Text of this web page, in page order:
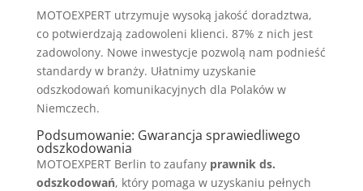
MOTOEXPERT utrzymuje wysoką jakość doradztwa,
co potwierdzają zadowoleni klienci. 87% z nich jest
zadowolony. Nowe inwestycje pozwolą nam podnieść
standardy w branży. Ułatnimy uzyskanie
odszkodowań komunikacyjnych dla Polaków w
Niemczech.
Podsumowanie: Gwarancja sprawiedliwego
odszkodowania
MOTOEXPERT Berlin to zaufany prawnik ds.
odszkodowań, który pomaga w uzyskaniu pełnych